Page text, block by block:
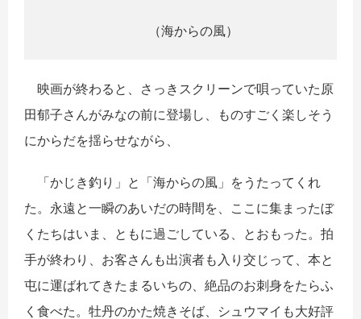
（海からの風）
映画が終わると、さっきスクリーンで唄っていた原
田郁子さんがみなの前に登場し、ものすごく楽しそう
にからだを揺らせながら、
「かじき釣り」と「海からの風」をうたってくれ
た。永遠と一瞬のあいだの時間を、ここに集まったぼ
くたちはいま、ともに過ごしている、とおもった。拍
手が終わり、お客さんも出演者も入り交じって、本と
屯に運ばれてきたまるいちの、絶品のお刺身をたらふ
く食べた。牡丹のかた焼きそば、シュウマイも大好評